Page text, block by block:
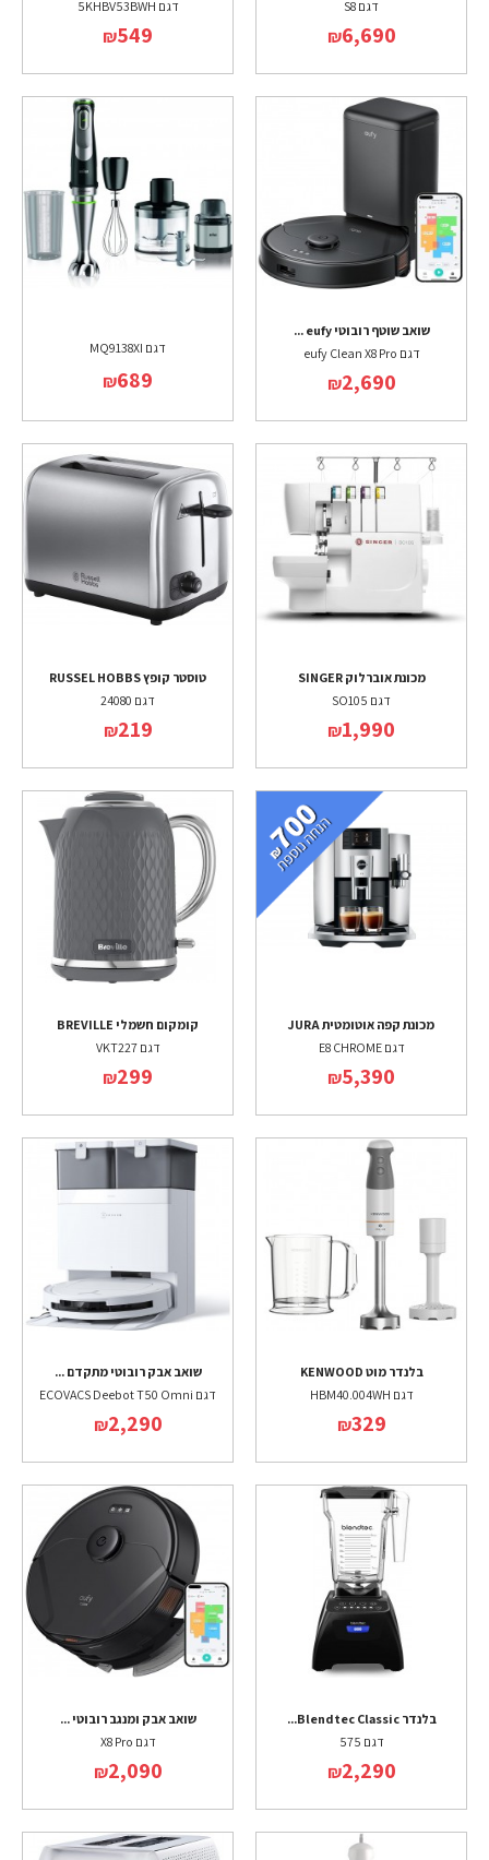
דגם S8
₪6,690
דגם 5KHBV53BWH
₪549
שואב שוטף רובוטי eufy ...
דגם eufy Clean X8 Pro
₪2,690
דגם MQ9138XI
₪689
מכונת אוברלוק SINGER
דגם SO105
₪1,990
טוסטר קופץ RUSSEL HOBBS
דגם 24080
₪219
מכונת קפה אוטומטית JURA
דגם E8 CHROME
₪5,390
קומקום חשמלי BREVILLE
דגם VKT227
₪299
בלנדר מוט KENWOOD
דגם HBM40.004WH
₪329
שואב אבק רובוטי מתקדם ...
דגם ECOVACS Deebot T50 Omni
₪2,290
בלנדר Blendtec Classic...
דגם 575
₪2,290
שואב אבק ומנגב רובוטי ...
דגם X8 Pro
₪2,090